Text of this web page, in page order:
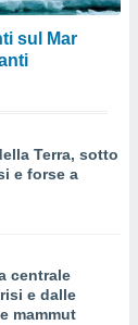
sul Mar
Terra, sotto
e forse a
centrale
e dalle
mammut